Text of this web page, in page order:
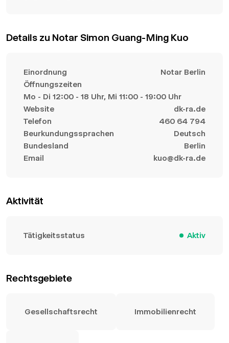
Details zu Notar Simon Guang-Ming Kuo
Einordnung
Notar Berlin
Öffnungszeiten
Mo - Di 12:00 - 18 Uhr, Mi 11:00 - 19:00 Uhr
Website
dk-ra.de
Telefon
460 64 794
Beurkundungssprachen
Deutsch
Bundesland
Berlin
Email
kuo@dk-ra.de
Aktivität
Tätigkeitsstatus Aktiv
Rechtsgebiete
Gesellschaftsrecht Immobilienrecht